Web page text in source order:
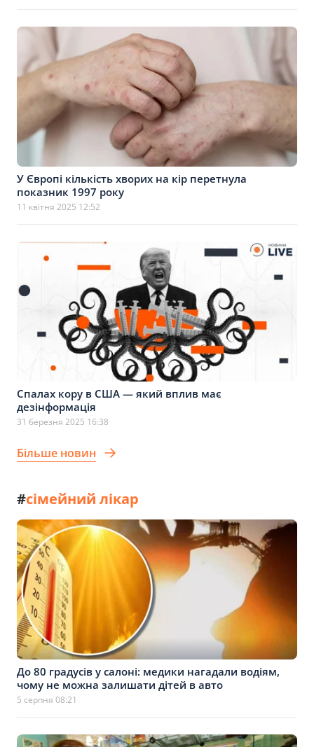
У Європі кількість хворих на кір перетнула
показник 1997 року
11 квітня 2025 12:52
Спалах кору в США — який вплив має
дезінформація
31 березня 2025 16:38
Більше новин
#сімейний лікар
До 80 градусів у салоні: медики нагадали водіям,
чому не можна залишати дітей в авто
5 серпня 08:21